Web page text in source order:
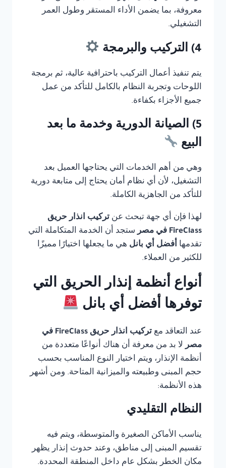
معروفة، بما يضمن الأداء المستقر وطول العمر
التشغيلي.
4) التركيب والبرمجة
يتم تنفيذ أعمال التركيب باحترافية عالية، ثم برمجة
اللوحات وتجربة النظام بالكامل للتأكد من عمل
جميع الأجزاء بكفاءة.
5) الصيانة الدورية وخدمة ما بعد
البيع
وهي من أهم الخدمات التي يحتاجها العميل بعد
التشغيل، لأن أي نظام أمان يحتاج إلى متابعة دورية
للتأكد من الجاهزية الكاملة.
لهذا فإن أي جهة تبحث عن تركيب انذار حريق
FireClass في مصر
ستجد أن الخدمة المتكاملة التي
تقدمها أفضل أي بانل هي ما يجعلها اختيارًا مميزًا
للكثير من العملاء.
أنواع أنظمة إنذار الحريق التي
توفرها أفضل أي بانل
عند التعاقد مع
تركيب انذار حريق FireClass في
مصر لا بد من معرفة أن هناك أنواعًا متعددة من
أنظمة الإنذار، ويتم اختيار النوع المناسب بحسب
حجم المبنى وطبيعته والميزانية المتاحة. ومن أشهر
هذه الأنظمة:
النظام التقليدي
يناسب الأماكن الصغيرة والمتوسطة، ويتم فيه
تقسيم المبنى إلى مناطق، وعند حدوث إنذار يظهر
مكان الخطر بشكل عام داخل المنطقة المحددة.